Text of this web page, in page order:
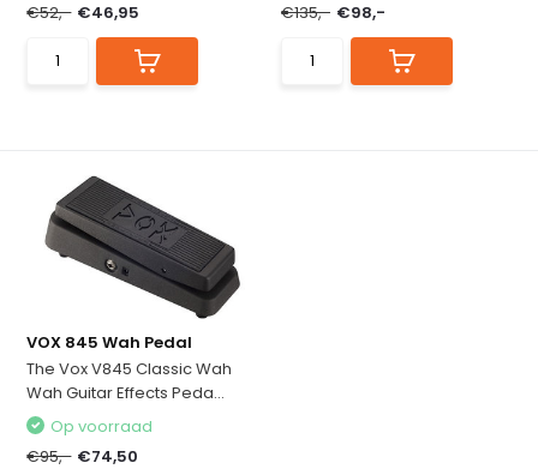
€52,- €46,95
€135,- €98,-
VOX 845 Wah Pedal
The Vox V845 Classic Wah
Wah Guitar Effects Peda...
Op voorraad
€95,- €74,50